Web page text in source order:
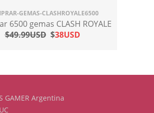
GEMAS-CLASHROYALE6500
6500 gemas CLASH ROYALE
$49.99USD$38USD
GAMER Argentina